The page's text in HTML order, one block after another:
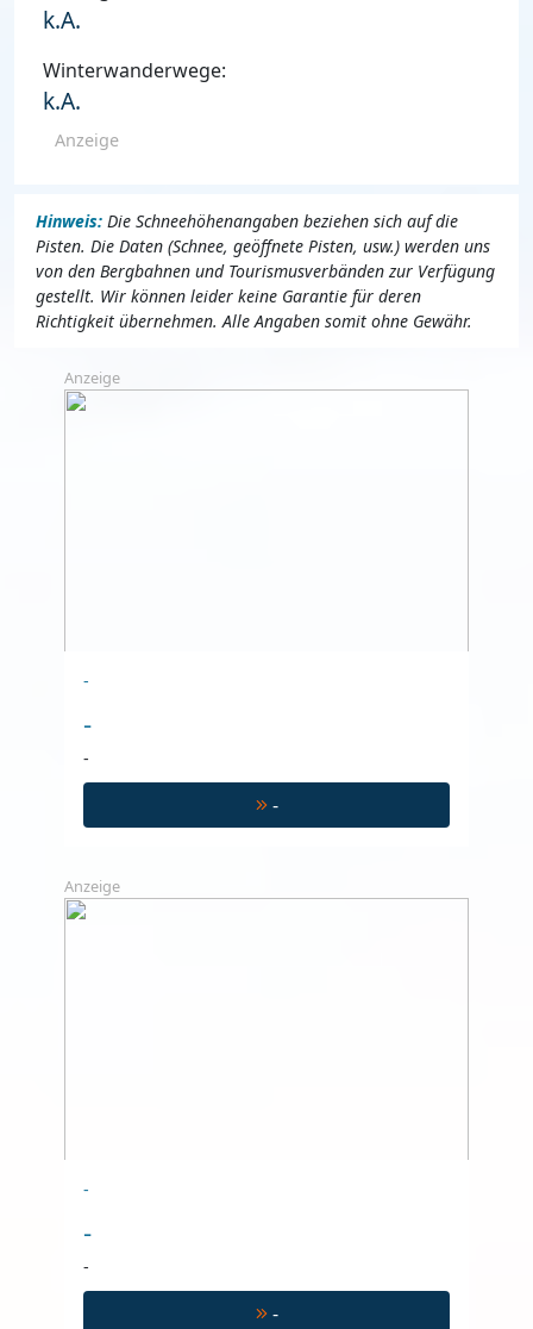
k.A.
Winterwanderwege:
k.A.
Anzeige
Hinweis: Die Schneehöhenangaben beziehen sich auf die
Pisten. Die Daten (Schnee, geöffnete Pisten, usw.) werden uns
von den Bergbahnen und Tourismusverbänden zur Verfügung
gestellt. Wir können leider keine Garantie für deren
Richtigkeit übernehmen. Alle Angaben somit ohne Gewähr.
Anzeige
-
-
-
-
Anzeige
-
-
-
-